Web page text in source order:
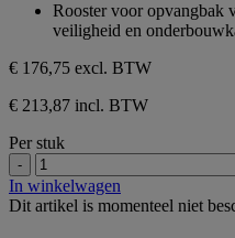
sterren.
Rooster voor opvangbak
veiligheid en
€ 176,75 excl. BTW
€ 213,87 incl. BTW
Per stuk
-
In winkelwagen
Dit artikel is momenteel niet